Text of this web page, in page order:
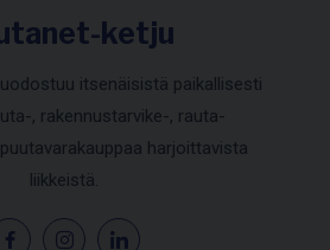
ketju
itsenäisistä paikallisesti
, rakennustarvike-, rauta-
harjoittavista
liikkeistä.